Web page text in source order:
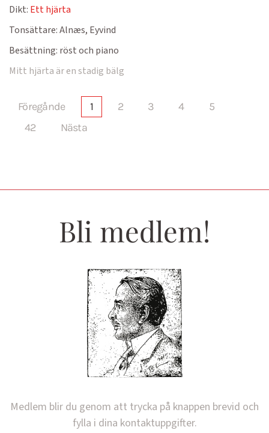
Dikt: Ett hjärta
Tonsättare:Alnæs, Eyvind
Besättning: röst och piano
Mitt hjärta är en stadig bälg
Föregånde 1 2 3 4
5
42
Nästa
Bli medlem!
Medlem blir du genom att trycka på knappen brevid och
fylla i dina kontaktuppgifter.